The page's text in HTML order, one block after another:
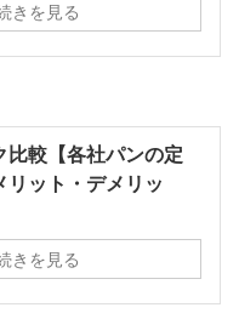
きを見る
比較【各社パンの定
リット・デメリッ
きを見る